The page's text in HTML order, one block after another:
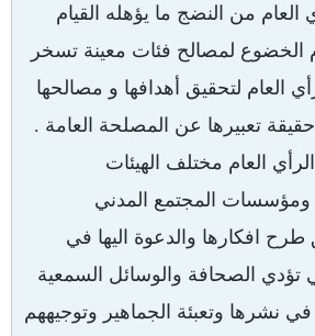
العام من النضج ما يؤهله القيام
الخضوع لمصالح فئات معينة تسخر
العام لتحقيق أهدافها و مصالحها
تعبيرها عن المصلحة العامة .
العام مختلف الهيئات
ومؤسسات المجتمع المدني
افكارها والدعوة اليها في
تؤدي الصحافة والوسائل السمعية
في نشرها وتعبئة الجماهير وتوجيههم